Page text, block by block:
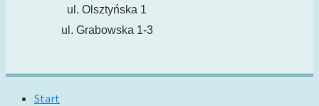
ul. Olsztyńska 1
ul. Grabowska 1-3
Start